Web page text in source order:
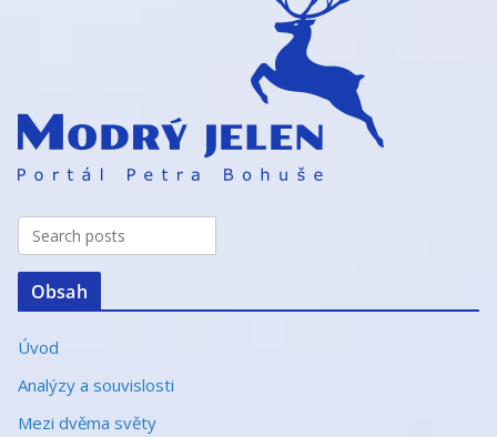
Obsah
Úvod
Analýzy a souvislosti
Mezi dvěma světy